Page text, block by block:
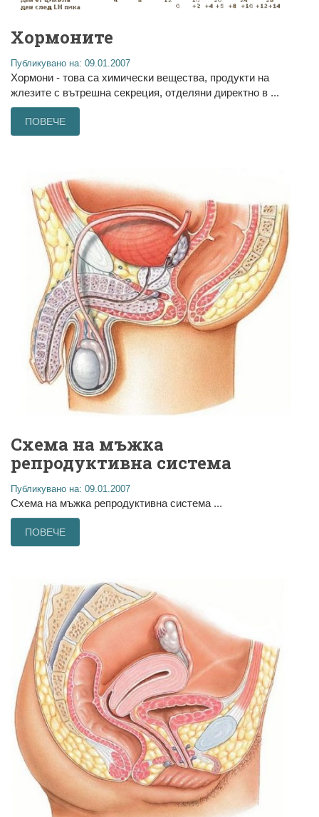
Хормоните
Публикувано на: 09.01.2007
Хормони - това са химически вещества, продукти на
жлезите с вътрешна секреция, отделяни директно в ...
ПОВЕЧЕ
Схема на мъжка
репродуктивна система
Публикувано на: 09.01.2007
Схема на мъжка репродуктивна система ...
ПОВЕЧЕ